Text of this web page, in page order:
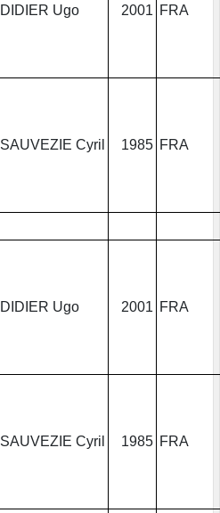
DIDIER Ugo 2001 FRA
SAUVEZIE Cyril 1985 FRA
DIDIER Ugo 2001 FRA
SAUVEZIE Cyril 1985 FRA